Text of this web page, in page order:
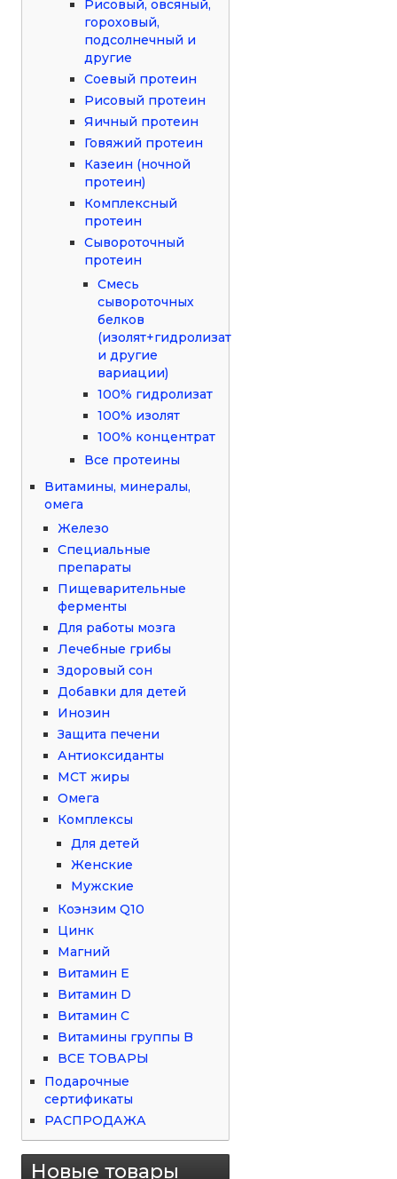
Рисовый, овсяный,
гороховый,
подсолнечный и
другие
Соевый протеин
Рисовый протеин
Яичный протеин
Говяжий протеин
Казеин (ночной
протеин)
Комплексный
протеин
Сывороточный
протеин
Смесь
сывороточных
белков
(изолят+гидролизат
и другие
вариации)
100% гидролизат
100% изолят
100% концентрат
Все протеины
Витамины, минералы,
омега
Железо
Специальные
препараты
Пищеварительные
ферменты
Для работы мозга
Лечебные грибы
Здоровый сон
Добавки для детей
Инозин
Защита печени
Антиоксиданты
МСТ жиры
Омега
Комплексы
Для детей
Женские
Мужские
Коэнзим Q10
Цинк
Магний
Витамин Е
Витамин D
Витамин С
Витамины группы B
ВСЕ ТОВАРЫ
Подарочные
сертификаты
РАСПРОДАЖА
Новые товары